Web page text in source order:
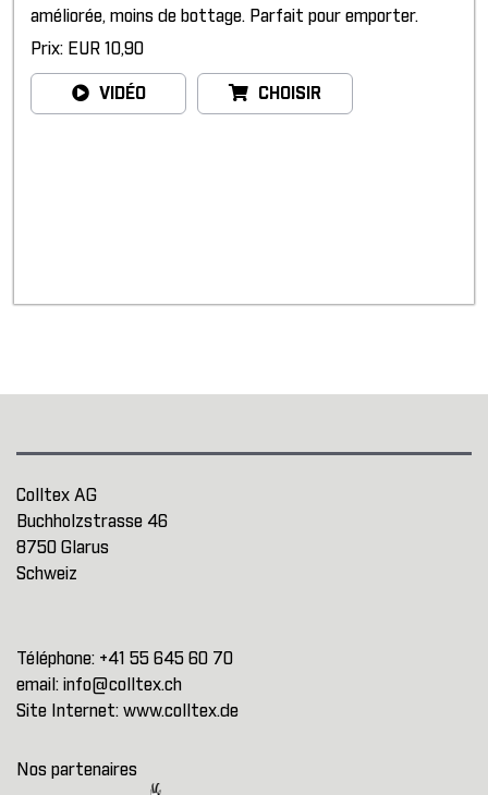
améliorée, moins de bottage. Parfait pour emporter.
Prix: EUR 10,90
VIDÉO CHOISIR
Colltex AG
Buchholzstrasse 46
8750 Glarus
Schweiz
Téléphone: +41 55 645 60 70
email: info@colltex.ch
Site Internet: www.colltex.de
Nos partenaires